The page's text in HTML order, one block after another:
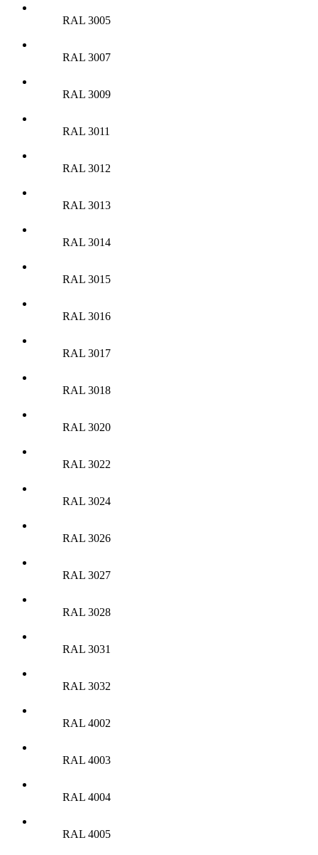
RAL 3005
RAL 3007
RAL 3009
RAL 3011
RAL 3012
RAL 3013
RAL 3014
RAL 3015
RAL 3016
RAL 3017
RAL 3018
RAL 3020
RAL 3022
RAL 3024
RAL 3026
RAL 3027
RAL 3028
RAL 3031
RAL 3032
RAL 4002
RAL 4003
RAL 4004
RAL 4005